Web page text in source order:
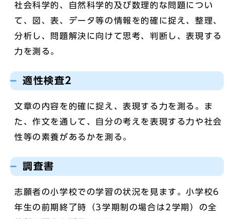
社会科学的、自然科学的及び数理的な問題につい
て、図、表、データ等の情報を的確に捉え、整理、
分析し、問題解決に向けて思考、判断し、表現する
力を測る。
適性検査2
文章の内容を的確に捉え、表現する力を測る。ま
た、作文を通して、自分の考えを表現する力や社会
性等の素養があるかを測る。
調査書
志願者の小学校での学習の状況を見ます。小学校6
年生の前期終了時（3学期制の場合は2学期）の全